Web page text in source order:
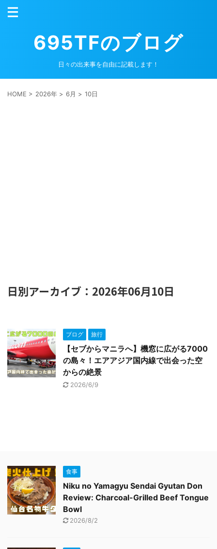
695TFのブログ
日々の出来事を自由に記載します！
HOME > 2026年 > 6月 > 10日
日別アーカイブ：2026年06月10日
ブログ 旅行
【セブからマニラへ】機窓に広がる7000
の島々！エアアジア国内線で出会った空
からの絶景
2026/6/9
食事
Niku no Yamagyu Sendai Gyutan Don
Review: Charcoal-Grilled Beef Tongue
Bowl
2026/8/2